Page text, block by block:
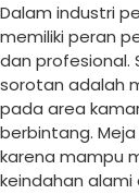
Dalam industri
memiliki peran
dan profesional.
sorotan adalah
pada area
berbintang. Meja
karena mampu
keindahan